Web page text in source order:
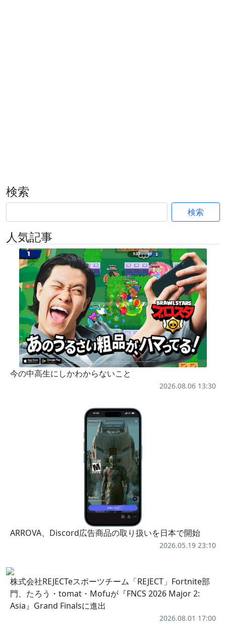
検索
検索
人気記事
今の中高生にしかわからないこと
2026.08.06 13:30
ARROVA、Discord広告商品の取り扱いを日本で開始
2026.05.19 23:10
株式会社REJECTeスポーツチーム「REJECT」Fortnite部
門、たろう・tomat・Mofuが『FNCS 2026 Major 2:
Asia』Grand Finalsに進出
2026.08.01 17:00